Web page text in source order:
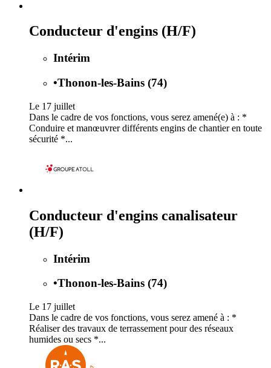
Conducteur d'engins (H/F)
Intérim
•Thonon-les-Bains (74)
Le 17 juillet
Dans le cadre de vos fonctions, vous serez amené(e) à : *
Conduire et manœuvrer différents engins de chantier en toute
sécurité *...
Conducteur d'engins canalisateur
(H/F)
Intérim
•Thonon-les-Bains (74)
Le 17 juillet
Dans le cadre de vos fonctions, vous serez amené à : *
Réaliser des travaux de terrassement pour des réseaux
humides ou secs *...